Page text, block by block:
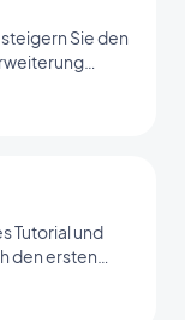
Sie den
Tutorial und
den ersten